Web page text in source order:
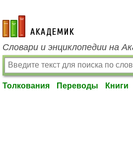
academic.ru
Словари и энциклопедии на
Толкования Переводы Книги